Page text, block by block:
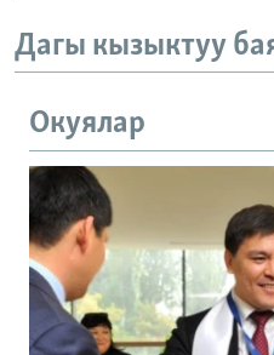
Дагы кызыктуу
Окуялар